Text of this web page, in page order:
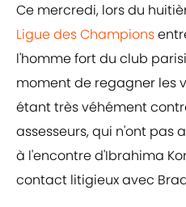
Ce mercredi, lors du
Ligue des Champions
l'homme fort du club
moment de regagner les
étant très véhément
assesseurs, qui n'ont pas
à l'encontre d'Ibrahima
contact litigieux avec